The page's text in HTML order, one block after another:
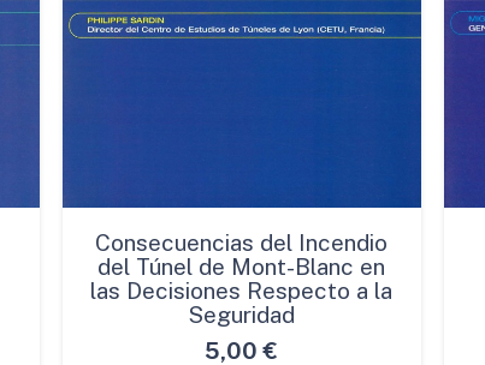
Consecuencias del Incendio
del Túnel de Mont-Blanc en
las Decisiones Respecto a la
Seguridad
5,00 €